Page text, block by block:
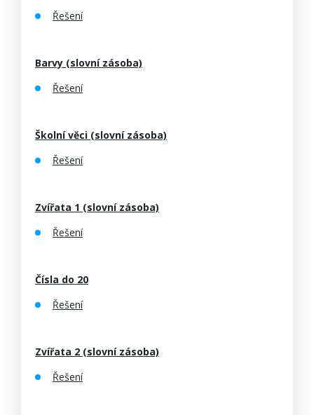
Řešení
Barvy (slovní zásoba)
Řešení
Školní věci (slovní zásoba)
Řešení
Zvířata 1 (slovní zásoba)
Řešení
Čísla do 20
Řešení
Zvířata 2 (slovní zásoba)
Řešení